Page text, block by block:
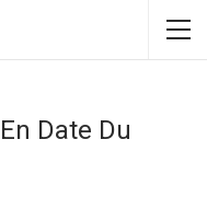
Date Du